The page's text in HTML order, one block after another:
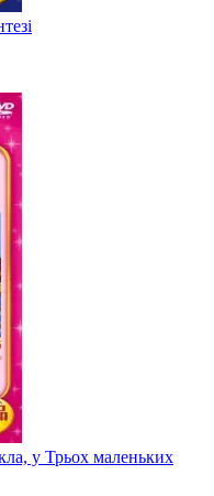
у Трьох маленьких